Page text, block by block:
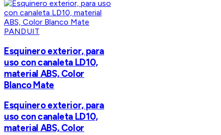
PANDUIT
Esquinero exterior, para
uso con canaleta LD10,
material ABS, Color
Blanco Mate
Esquinero exterior, para
uso con canaleta LD10,
material ABS, Color